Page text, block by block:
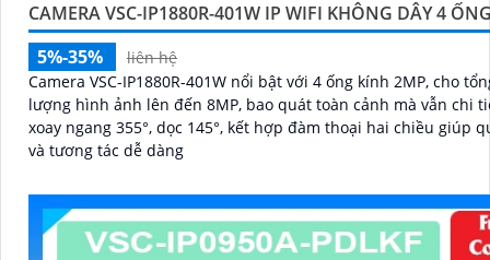
CAMERA VSC-IP1880R-401W IP WIFI KHÔNG DÂY 4
5%-35%
liên hệ
Camera VSC-IP1880R-401W nổi bật với 4 ống kính 2MP, cho
lượng hình ảnh lên đến 8MP, bao quát toàn cảnh mà vẫn chi tiết.
xoay ngang 355°, dọc 145°, kết hợp đàm thoại hai chiều giúp
và tương tác dễ dàng